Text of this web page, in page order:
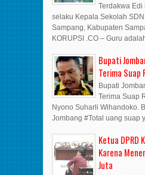
Terdakwa Edi
selaku Kepala Sekolah
Sampang, Kabupaten
KORUPSI .CO – Guru adalah
Bupati
Terima Suap
Bupati
Terima Suap
Nyono Suharli Wihandoko.
Jombang #Total uang suap
Ketua DPRD
Karena
Juta